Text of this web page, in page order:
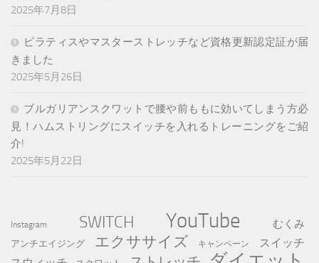
2025年7月8日
ピラティスやマスターストレッチなど資格更新認定証が届
きました
2025年5月26日
ブルガリアンスクワットで腰や前ももに効いてしまう方必
見！ハムストリングにスイッチを入れるトレーニングをご紹
介!
2025年5月22日
Instagram SWITCH YouTube むくみ
アンチエイジング エクササイズ キャンペーン
スイッチ